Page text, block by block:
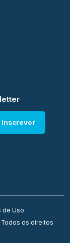
inscrever
de Uso
os direitos